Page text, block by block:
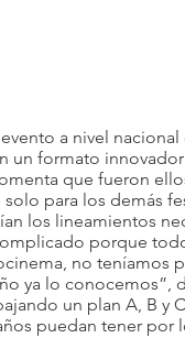
a nivel
un formato
que fueron
para los demás
los lineamientos
porque
no teníamos
ya lo conocemos”,
un plan A, B y
puedan tener